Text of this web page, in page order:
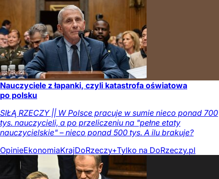
Nauczyciele z łapanki, czyli katastrofa oświatowa
po polsku
SIŁĄ RZECZY || W Polsce pracuje w sumie nieco ponad 700
tys. nauczycieli, a po przeliczeniu na "pełne etaty
nauczycielskie" – nieco ponad 500 tys. A ilu brakuje?
OpinieEkonomiaKrajDoRzeczy+Tylko na DoRzeczy.pl